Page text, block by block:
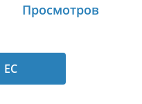
Просмотров
ЕС